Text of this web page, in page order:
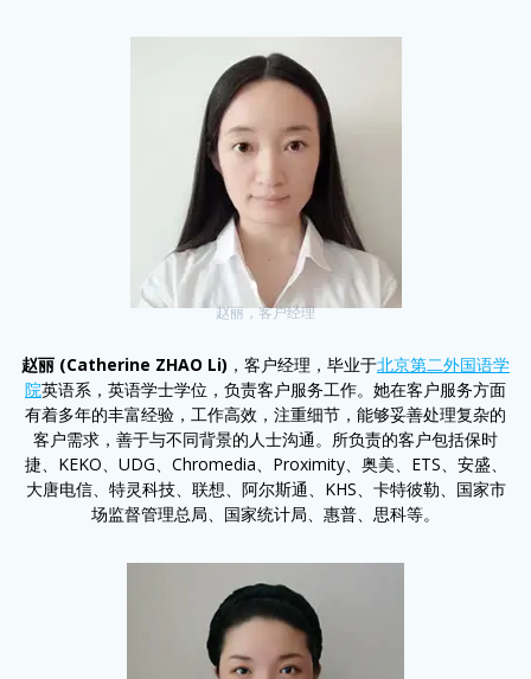
赵丽，客户经理
赵丽 (Catherine ZHAO Li) ，客户经理，毕业于北京第二外国语学
院英语系，英语学士学位，负责客户服务工作。她在客户服务方面
有着多年的丰富经验，工作高效，注重细节，能够妥善处理复杂的
客户需求，善于与不同背景的人士沟通。所负责的客户包括保时
捷、KEKO、UDG、Chromedia、Proximity、奥美、ETS、安盛、
大唐电信、特灵科技、联想、阿尔斯通、KHS、卡特彼勒、国家市
场监督管理总局、国家统计局、惠普、思科等。